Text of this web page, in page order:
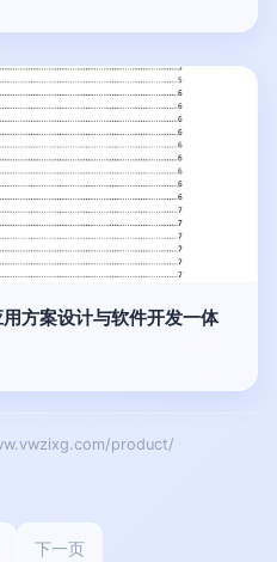
方案设计与软件开发一体
product/
下一页